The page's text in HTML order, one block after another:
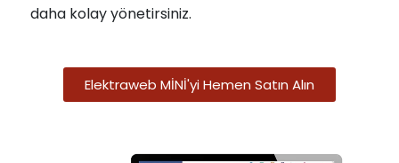
daha kolay yönetirsiniz.
Elektraweb MİNİ'yi Hemen Satın Alın